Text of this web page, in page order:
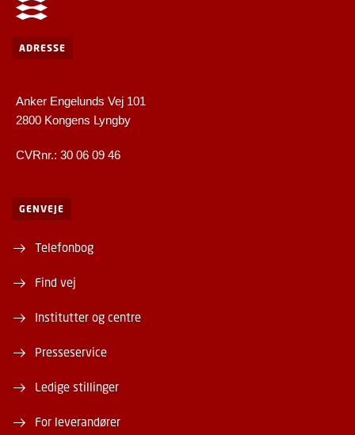
ADRESSE
Anker Engelunds Vej 101
2800 Kongens Lyngby
CVRnr.: 30 06 09 46
GENVEJE
Telefonbog
Find vej
Institutter og centre
Presseservice
Ledige stillinger
For leverandører